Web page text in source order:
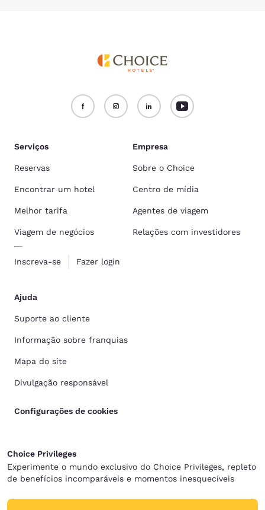
Serviços
Reservas
Encontrar um hotel
Melhor tarifa
Viagem de negócios
Inscreva-se Fazer login
Empresa
Sobre o Choice
Centro de mídia
Agentes de viagem
Relações com investidores
Ajuda
Suporte ao cliente
Informação sobre franquias
Mapa do site
Divulgação responsável
Configurações de cookies
Choice Privileges
Experimente o mundo exclusivo do Choice Privileges, repleto
de benefícios incomparáveis e momentos inesquecíveis